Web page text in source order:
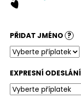
PŘIDAT JMÉNO ?
EXPRESNÍ ODESLÁNÍ